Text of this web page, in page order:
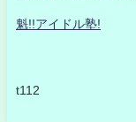
魁!!アイドル塾!
t112